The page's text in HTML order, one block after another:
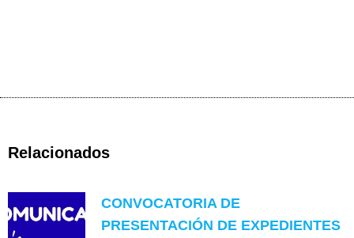
Relacionados
CONVOCATORIA DE
PRESENTACIÓN DE EXPEDIENTES